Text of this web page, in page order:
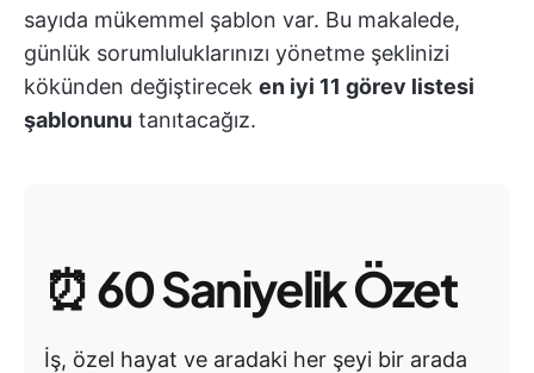
sayıda mükemmel şablon var. Bu makalede,
günlük sorumluluklarınızı yönetme şeklinizi
kökünden değiştirecek en iyi 11 görev listesi
şablonunu tanıtacağız.
⏰60 Saniyelik Özet
İş, özel hayat ve aradaki her şeyi bir arada